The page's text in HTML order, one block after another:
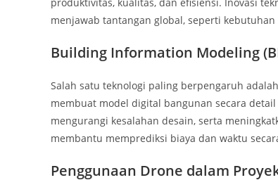
menjawab tantangan global, seperti
Building Information Modeling
Salah satu teknologi paling berpengaruh adalah
membuat model digital bangunan secara
mengurangi kesalahan desain, serta
membantu memprediksi biaya dan waktu
Penggunaan Drone dalam